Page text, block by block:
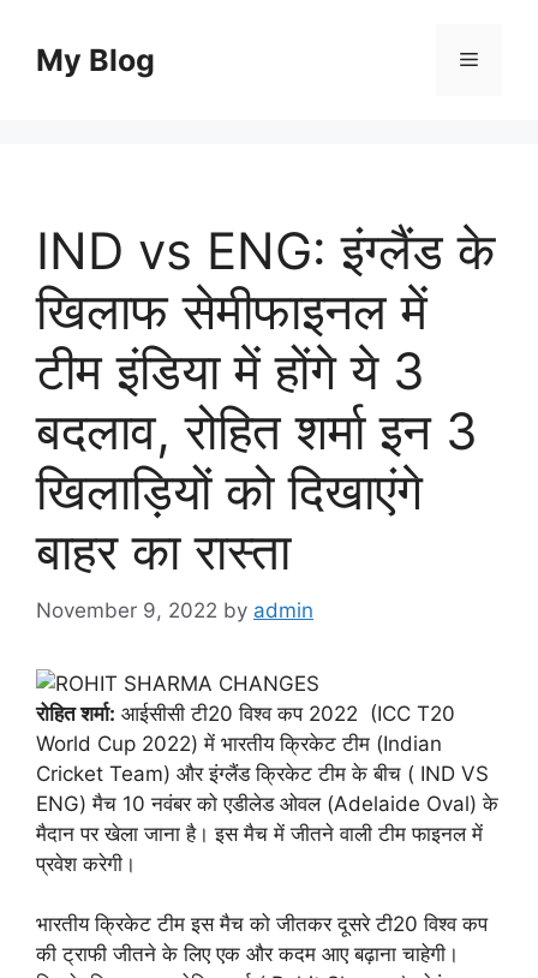
contentMy Blog Menu
IND vs ENG: इंग्लैंड के
खिलाफ सेमीफाइनल में
टीम इंडिया में होंगे ये 3
बदलाव, रोहित शर्मा इन 3
खिलाड़ियों को दिखाएंगे
बाहर का रास्ता
November 9, 2022 by admin
रोहित शर्मा: आईसीसी टी20 विश्व कप 2022 (ICC T20
World Cup 2022) में भारतीय क्रिकेट टीम (Indian
Cricket Team) और इंग्लैंड क्रिकेट टीम के बीच ( IND VS
ENG) मैच 10 नवंबर को एडीलेड ओवल (Adelaide Oval) के
मैदान पर खेला जाना है। इस मैच में जीतने वाली टीम फाइनल में
प्रवेश करेगी।
भारतीय क्रिकेट टीम इस मैच को जीतकर दूसरे टी20 विश्व कप
की ट्राफी जीतने के लिए एक और कदम आए बढ़ाना चाहेगी।